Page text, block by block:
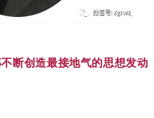
断创造最接地气的思想发动